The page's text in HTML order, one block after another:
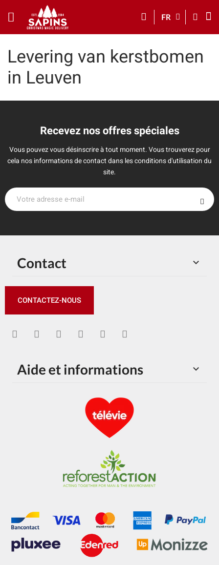
FR
Levering van kerstbomen
in Leuven
Recevez nos offres spéciales
Vous pouvez vous désinscrire à tout moment. Vous trouverez pour
cela nos informations de contact dans les conditions d'utilisation du
site.

Contact
CONTACTEZ-NOUS

Aide et informations